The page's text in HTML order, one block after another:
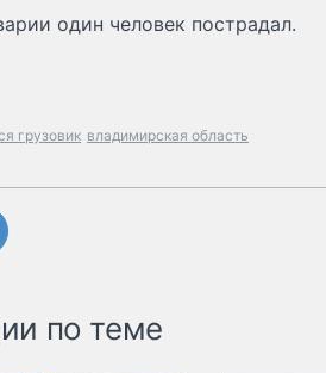
один человек пострадал.
грузовик владимирская область
по теме